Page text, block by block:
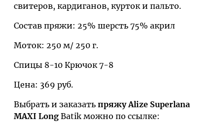
свитеров, кардиганов, курток и пальто.
Состав пряжи: 25% шерсть 75% акрил
Моток: 250 м/ 250 г.
Спицы 8-10 Крючок 7-8
Цена: 369 руб.
Выбрать и заказать пряжу Alize Superlana
MAXI Long Batik можно по ссылке: